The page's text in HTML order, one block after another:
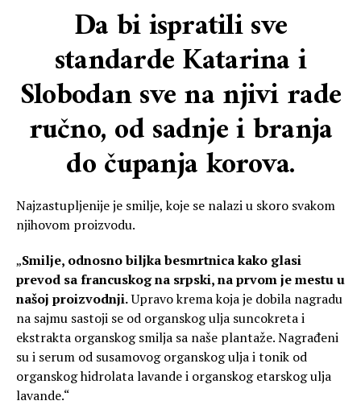
Da bi ispratili sve
standarde Katarina i
Slobodan sve na njivi rade
ručno, od sadnje i branja
do čupanja korova.
Najzastupljenije je smilje, koje se nalazi u skoro svakom
njihovom proizvodu.
„Smilje, odnosno biljka besmrtnica kako glasi
prevod sa francuskog na srpski, na prvom je mestu u
našoj proizvodnji.Upravo krema koja je dobila nagradu
na sajmu sastoji se od organskog ulja suncokreta i
ekstrakta organskog smilja sa naše plantaže. Nagrađeni
su i serum od susamovog organskog ulja i tonik od
organskog hidrolata lavande i organskog etarskog ulja
lavande.“